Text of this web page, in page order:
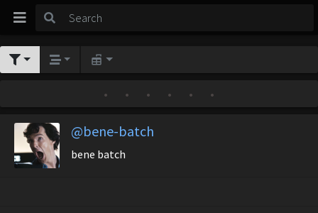
@bene-batch
bene batch
• • • • • •